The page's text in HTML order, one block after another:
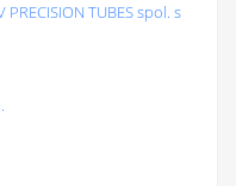
PRECISION TUBES spol. s